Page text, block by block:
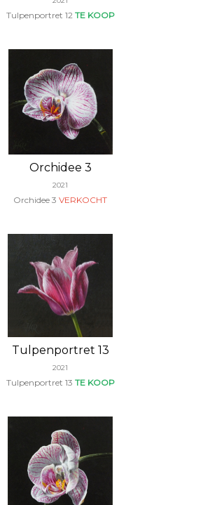
Tulpenportret 12 TE KOOP
Orchidee 3
2021
Orchidee 3 VERKOCHT
Tulpenportret 13
2021
Tulpenportret 13 TE KOOP